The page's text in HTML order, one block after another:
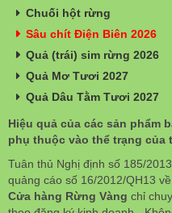
Chuối hột rừng
Sâu chít Điện Biên 2026
Quả (trái) sim rừng 2026
Quả Mơ Tươi 2027
Quả Dâu Tằm Tươi 2027
Hiệu quả của các sản phẩm
phụ thuộc vào thể trạng của
Tuân thủ Nghị định số 185/
quảng cáo số 16/2012/QH13
Cửa hàng Rừng Vàng chỉ